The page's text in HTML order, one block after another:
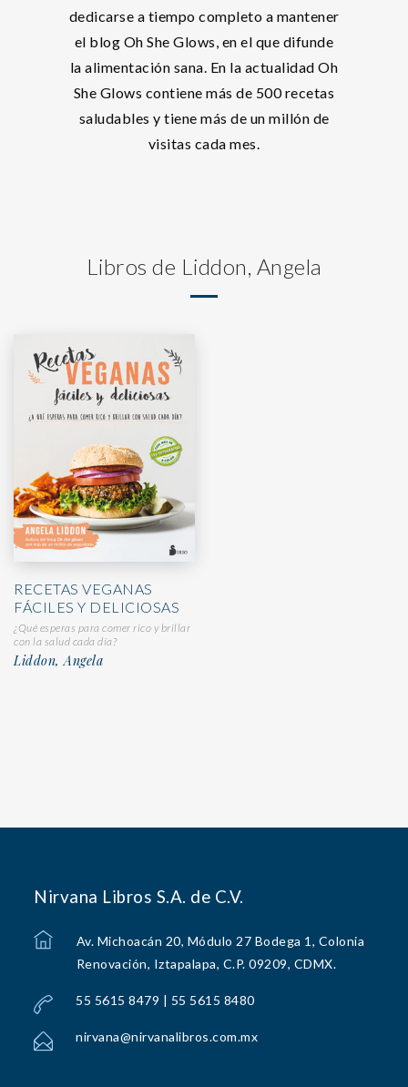
dedicarse a tiempo completo a mantener
el blog Oh She Glows, en el que difunde
la alimentación sana. En la actualidad Oh
She Glows contiene más de 500 recetas
saludables y tiene más de un millón de
visitas cada mes.
Libros de Liddon, Angela
RECETAS VEGANAS
FÁCILES Y DELICIOSAS
¿Qué esperas para comer rico y brillar
con la salud cada día?
Liddon, Angela
Nirvana Libros S.A. de C.V.
Av. Michoacán 20, Módulo 27 Bodega 1, Colonia
Renovación, Iztapalapa, C.P. 09209, CDMX.
55 5615 8479 | 55 5615 8480
nirvana@nirvanalibros.com.mx